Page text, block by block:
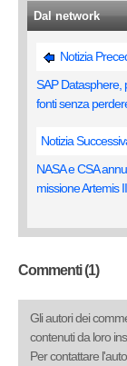
Dal network
Notizia
SAP Datasphere,
fonti senza
Notizia
NASA e CSA
missione Artemis
Commenti (1)
Gli autori dei
contenuti da loro
Per contattare